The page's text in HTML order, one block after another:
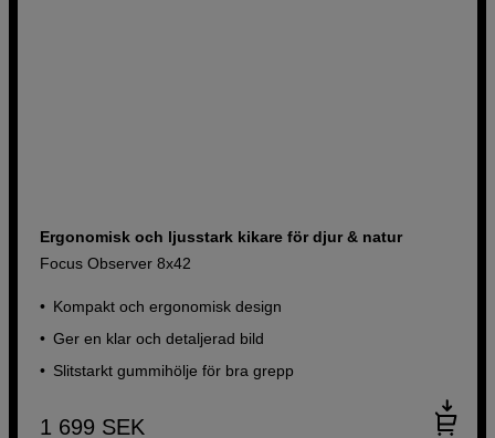
Ergonomisk och ljusstark kikare för djur & natur
Focus Observer 8x42
Kompakt och ergonomisk design
Ger en klar och detaljerad bild
Slitstarkt gummihölje för bra grepp
1 699 SEK